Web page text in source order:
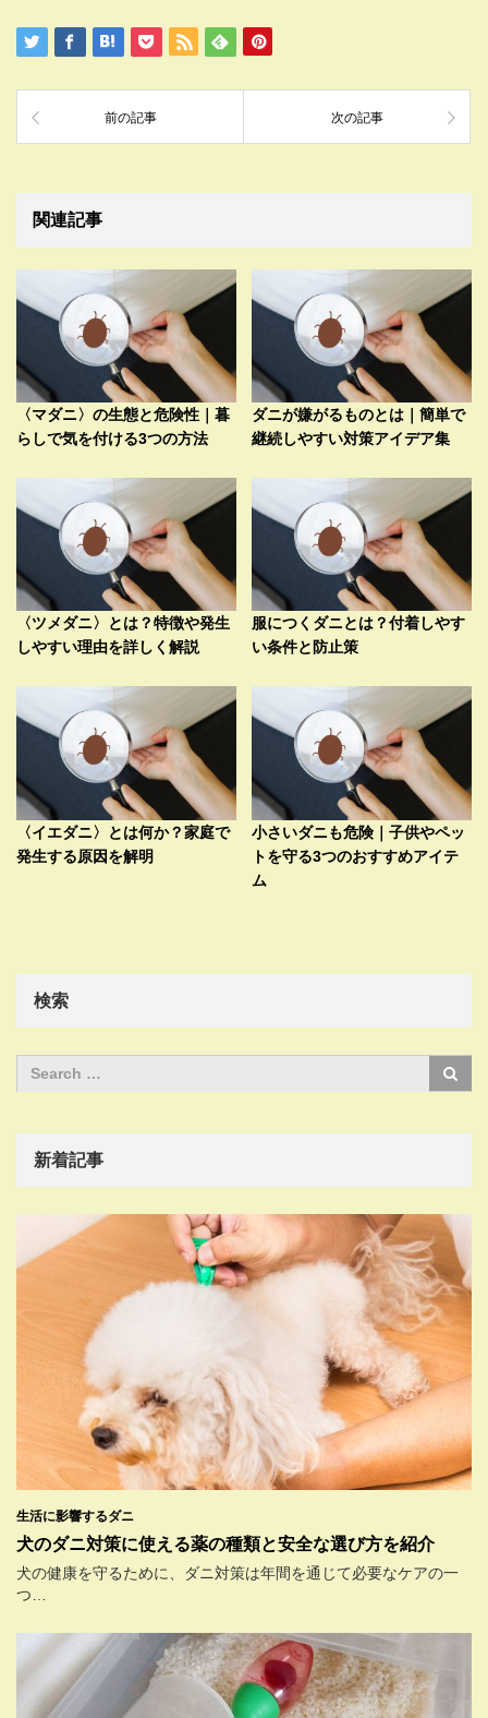
前の記事 次の記事
関連記事
〈マダニ〉の生態と危険性｜暮
らしで気を付ける3つの方法
ダニが嫌がるものとは｜簡単で
継続しやすい対策アイデア集
〈ツメダニ〉とは？特徴や発生
しやすい理由を詳しく解説
服につくダニとは？付着しやす
い条件と防止策
〈イエダニ〉とは何か？家庭で
発生する原因を解明
小さいダニも危険｜子供やペッ
トを守る3つのおすすめアイテ
ム
検索
新着記事
生活に影響するダニ
犬のダニ対策に使える薬の種類と安全な選び方を紹介
犬の健康を守るために、ダニ対策は年間を通じて必要なケアの一
つ…